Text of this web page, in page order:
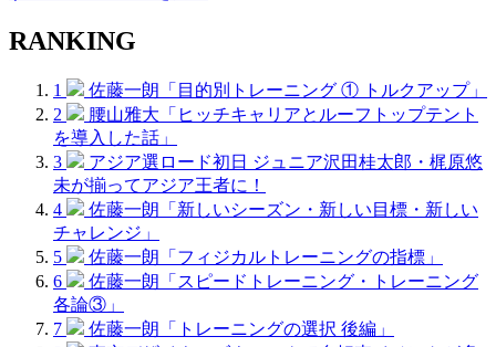
RANKING
1
佐藤一朗「目的別トレーニング ① トルクアップ」
2
腰山雅大「ヒッチキャリアとルーフトップテント
を導入した話」
3
アジア選ロード初日 ジュニア沢田桂太郎・梶原悠
未が揃ってアジア王者に！
4
佐藤一朗「新しいシーズン・新しい目標・新しい
チャレンジ」
5
佐藤一朗「フィジカルトレーニングの指標」
6
佐藤一朗「スピードトレーニング・トレーニング
各論③」
7
佐藤一朗「トレーニングの選択 後編」